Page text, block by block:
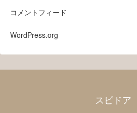
コメントフィード
WordPress.org
スピドア